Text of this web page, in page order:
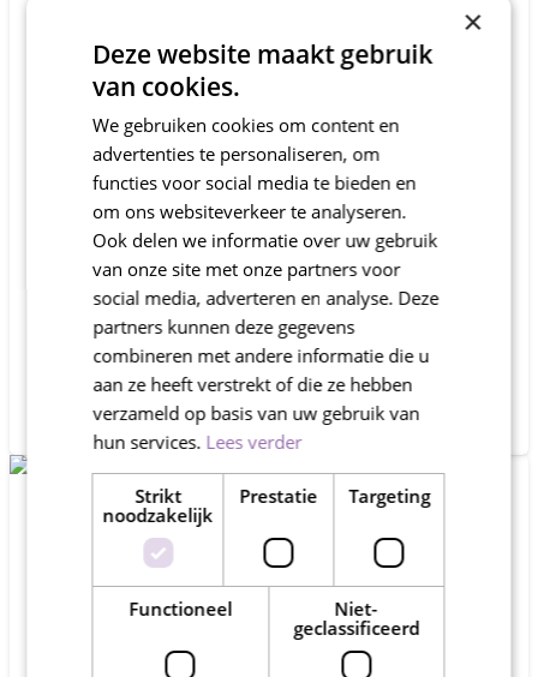
Deel woonzorgcentrum Wijk en Aalburg
ontruimd door brand
Deze morgen werden de bewoners van
Maaswaarden ouderen, locatie Wijkestein,
opgeschrikt door een brandmelding waarop
verschillende brandweercorpsen uitrukten. De
melding…
26 november 2021
×
Deze website maakt gebruik
van cookies.
We gebruiken cookies om content en
advertenties te personaliseren, om
functies voor social media te bieden en
om ons websiteverkeer te analyseren.
Ook delen we informatie over uw gebruik
van onze site met onze partners voor
social media, adverteren en analyse. Deze
partners kunnen deze gegevens
combineren met andere informatie die u
aan ze heeft verstrekt of die ze hebben
verzameld op basis van uw gebruik van
hun services. Lees verder
Strikt
noodzakelijk
Prestatie Targeting
Functioneel
Niet-
geclassificeerd